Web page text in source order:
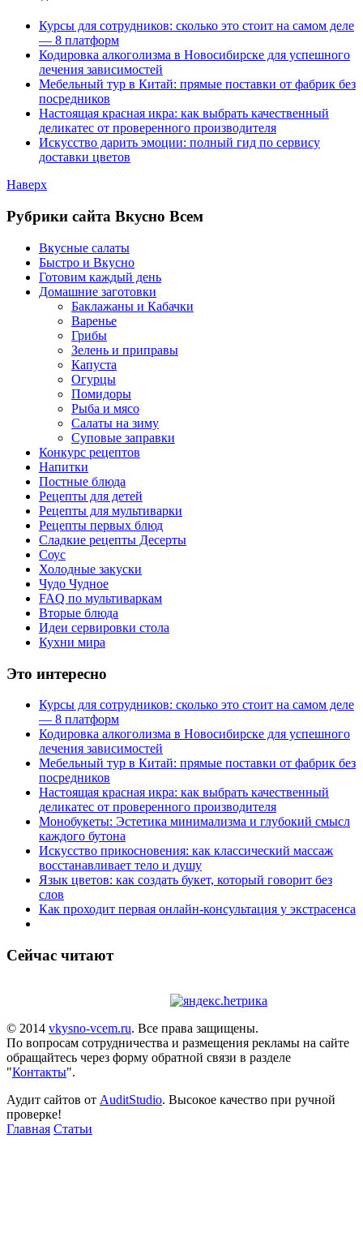
Курсы для сотрудников: сколько это стоит на самом деле
— 8 платформ
Кодировка алкоголизма в Новосибирске для успешного
лечения зависимостей
Мебельный тур в Китай: прямые поставки от фабрик без
посредников
Настоящая красная икра: как выбрать качественный
деликатес от проверенного производителя
Искусство дарить эмоции: полный гид по сервису
доставки цветов
Наверх
Рубрики сайта Вкусно Всем
Вкусные салаты
Быстро и Вкусно
Готовим каждый день
Домашние заготовки
Баклажаны и Кабачки
Варенье
Грибы
Зелень и приправы
Капуста
Огурцы
Помидоры
Рыба и мясо
Салаты на зиму
Суповые заправки
Конкурс рецептов
Напитки
Постные блюда
Рецепты для детей
Рецепты для мультиварки
Рецепты первых блюд
Сладкие рецепты Десерты
Соус
Холодные закуски
Чудо Чудное
FAQ по мультиваркам
Вторые блюда
Идеи сервировки стола
Кухни мира
Это интересно
Курсы для сотрудников: сколько это стоит на самом деле
— 8 платформ
Кодировка алкоголизма в Новосибирске для успешного
лечения зависимостей
Мебельный тур в Китай: прямые поставки от фабрик без
посредников
Настоящая красная икра: как выбрать качественный
деликатес от проверенного производителя
Монобукеты: Эстетика минимализма и глубокий смысл
каждого бутона
Искусство прикосновения: как классический массаж
восстанавливает тело и душу
Язык цветов: как создать букет, который говорит без
слов
Как проходит первая онлайн-консультация у экстрасенса
Сейчас читают
© 2014 vkysno-vcem.ru. Все права защищены.
По вопросам сотрудничества и размещения рекламы на сайте
обращайтесь через форму обратной связи в разделе
"Контакты".
Аудит сайтов от AuditStudio. Высокое качество при ручной
проверке!
Главная Статьи